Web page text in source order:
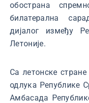
обострана
билатерална
дијалог између
Летоније.
Са летонске
одлука Републике
Амбасада